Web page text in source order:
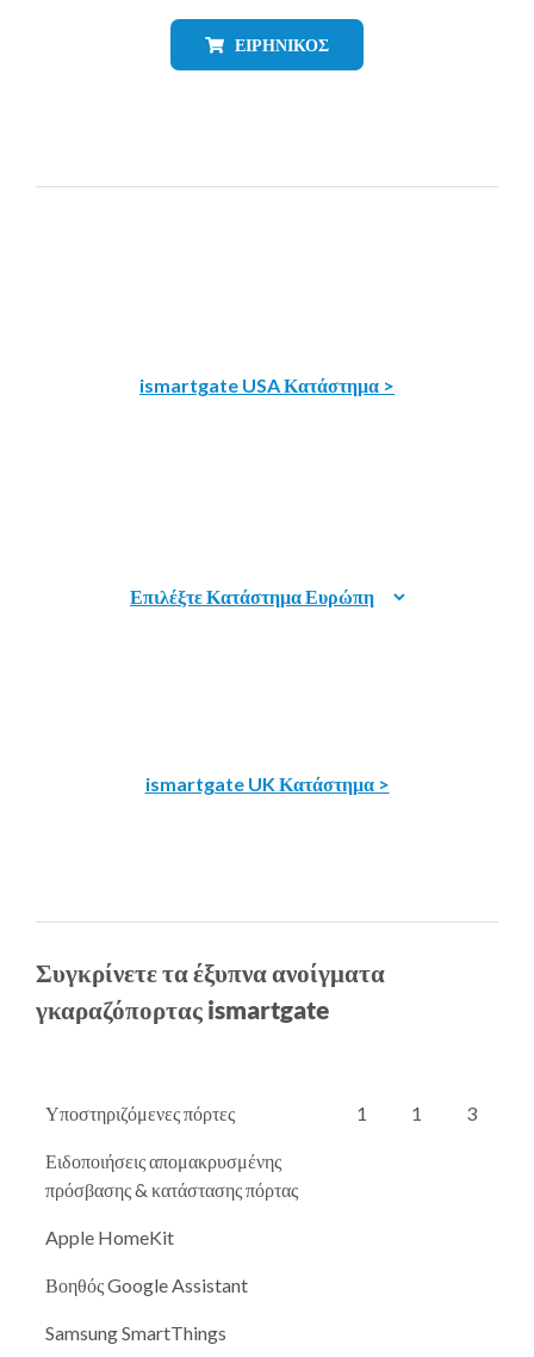
ΕΙΡΗΝΙΚΌΣ
ismartgate USA Κατάστημα >
ismartgate UK Κατάστημα >
Συγκρίνετε τα έξυπνα ανοίγματα
γκαραζόπορτας ismartgate
Υποστηριζόμενες πόρτες 1 1 3
Ειδοποιήσεις απομακρυσμένης
πρόσβασης & κατάστασης πόρτας
Apple HomeKit
Βοηθός Google Assistant
Samsung SmartThings